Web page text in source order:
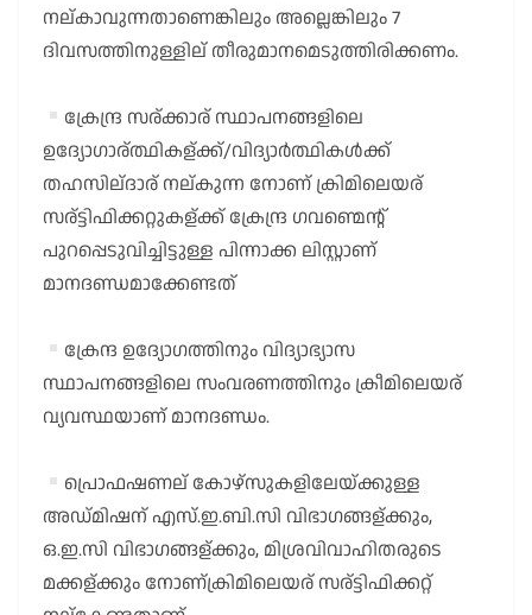
നല്കാവുന്നതാണെങ്കിലും അല്ലെങ്കിലും 7
ദിവസത്തിനുള്ളില് തീരുമാനമെടുത്തിരിക്കണം.
ക്രേന്ദ്ര സര്ക്കാര് സ്ഥാപനങ്ങളിലെ
ഉദ്യോഗാര്ത്ഥികള്ക്ക്/വിദ്യാർത്ഥികൾക്ക്
തഹസില്ദാര് നല്കുന്ന നോണ് ക്രിമിലെയര്
സര്ട്ടിഫിക്കറ്റുകള്ക്ക് ക്രേന്ദ്ര ഗവണ്മെന്റ്
പുറപ്പെടുവിച്ചിട്ടുള്ള പിന്നാക്ക ലിസ്റ്റാണ്
മാനദണ്ഡമാക്കേണ്ടത്
ക്രേന്ദ ഉദ്യോഗത്തിനും വിദ്യാഭ്യാസ
സ്ഥാപനങ്ങളിലെ സംവരണത്തിനും ക്രീമിലെയര്
വ്യവസ്ഥയാണ് മാനദണ്ഡം.
പ്രൊഫഷണല് കോഴ്സുകളിലേയ്ക്കുള്ള
അഡ്മിഷന് എസ്.ഇ.ബി.സി വിഭാഗങ്ങള്ക്കും,
ഒ.ഇ.സി വിഭാഗങ്ങള്ക്കും, മിശ്രവിവാഹിതരുടെ
മക്കള്ക്കും നോണ്ക്രിമിലെയര് സര്ട്ടിഫിക്കറ്റ്